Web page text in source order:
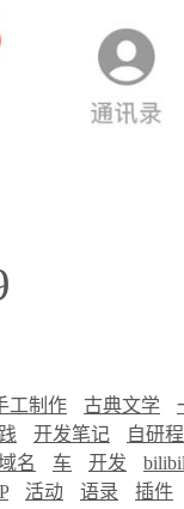
工制作 古典文学
开发笔记
自研
名 车 开发
活动 语录
插件